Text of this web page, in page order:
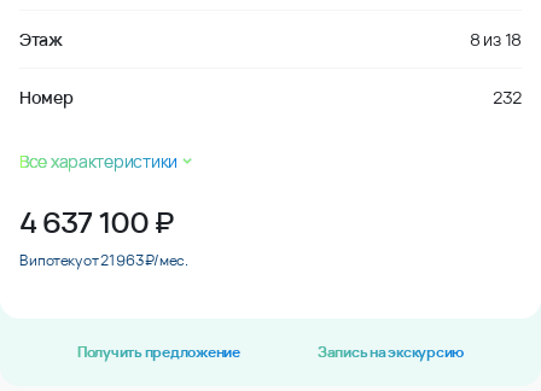
Этаж 8 из18
Номер 232
Все характеристики
4 637 100₽
В ипотеку от 21 963 ₽/мес.
Получить предложение Запись на экскурсию